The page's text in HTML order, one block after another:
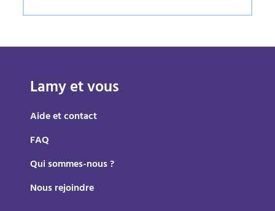
Lamy et vous
Aide et contact
FAQ
Qui sommes-nous ?
Nous rejoindre